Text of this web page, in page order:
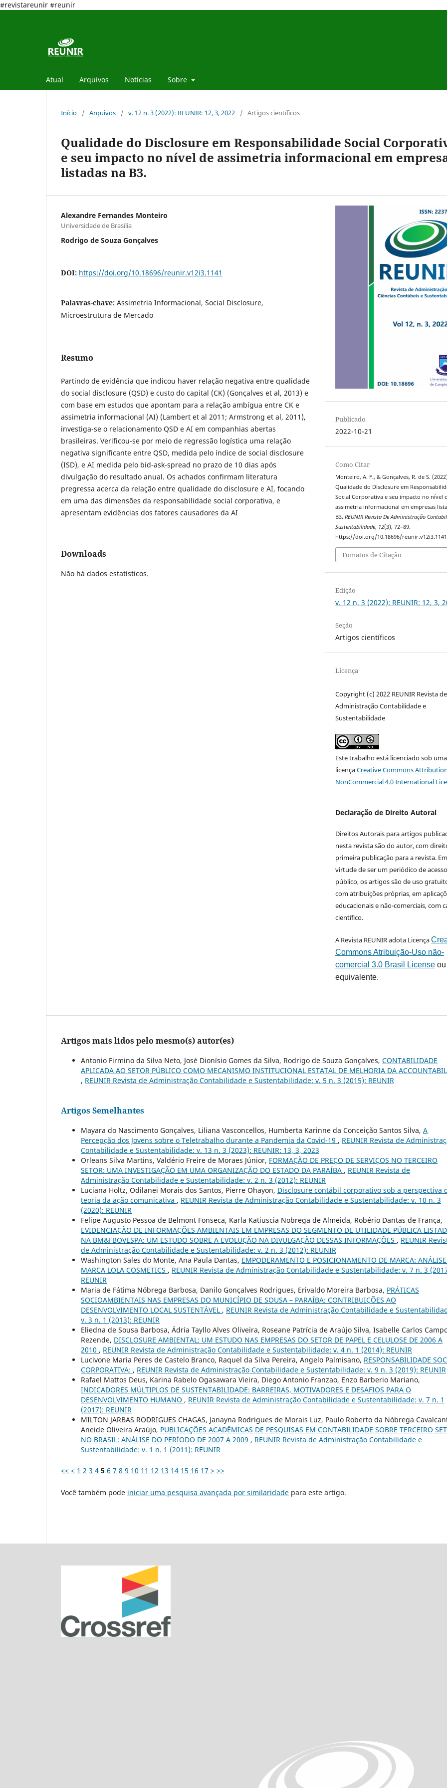
#revistareunir #reunir
Atual Arquivos Notícias Sobre
Início / Arquivos / v. 12 n. 3 (2022): REUNIR: 12, 3, 2022 / Artigos científicos
Qualidade do Disclosure em Responsabilidade Social
e seu impacto no nível de assimetria informacional em
listadas na B3.
Alexandre Fernandes Monteiro
Universidade de Brasília
Rodrigo de Souza Gonçalves
DOI: https://doi.org/10.18696/reunir.v12i3.1141
Palavras-chave: Assimetria Informacional, Social Disclosure,
Microestrutura de Mercado
Resumo
Partindo de evidência que indicou haver relação negativa entre qualidade
do social disclosure (QSD) e custo do capital (CK) (Gonçalves et al, 2013) e
com base em estudos que apontam para a relação ambígua entre CK e
assimetria informacional (AI) (Lambert et al 2011; Armstrong et al, 2011),
investiga-se o relacionamento QSD e AI em companhias abertas
brasileiras. Verificou-se por meio de regressão logística uma relação
negativa significante entre QSD, medida pelo índice de social disclosure
(ISD), e AI medida pelo bid-ask-spread no prazo de 10 dias após
divulgação do resultado anual. Os achados confirmam literatura
pregressa acerca da relação entre qualidade do disclosure e AI, focando
em uma das dimensões da responsabilidade social corporativa, e
apresentam evidências dos fatores causadores da AI
Downloads
Não há dados estatísticos.
Publicado
2022-10-21
Como Citar
Monteiro, A. F., & Gonçalves, R. de S.
Qualidade do Disclosure em
Social Corporativa e seu impacto no nível
assimetria informacional em empresas
B3.REUNIR Revista De Administração
Sustentabilidade, 12(3), 72–89.
https://doi.org/10.18696/reunir.v12i3.1141
Fomatos de Citação
Edição
v. 12 n. 3 (2022): REUNIR: 12, 3,
Seção
Artigos científicos
Licença
Copyright (c) 2022 REUNIR Revista de
Administração Contabilidade e
Sustentabilidade
Este trabalho está licenciado sob uma
licençaCreative Commons
NonCommercial 4.0 International
Declaração de Direito Autoral
Direitos Autorais para artigos
nesta revista são do autor, com
primeira publicação para a revista. Em
virtude de ser um periódico de acesso
público, os artigos são de uso
com atribuições próprias, em
educacionais e não-comerciais, com
científico.
A Revista REUNIR adota Licença
Commons Atribuição-Uso não-
comercial 3.0 Brasil License
equivalente.
Artigos mais lidos pelo mesmo(s) autor(es)
Antonio Firmino da Silva Neto, José Dionísio Gomes da Silva, Rodrigo de Souza Gonçalves, CONTABILIDADE
APLICADA AO SETOR PÚBLICO COMO MECANISMO INSTITUCIONAL ESTATAL DE MELHORIA DA
, REUNIR Revista de Administração Contabilidade e Sustentabilidade: v. 5 n. 3 (2015): REUNIR
Artigos Semelhantes
Mayara do Nascimento Gonçalves, Liliana Vasconcellos, Humberta Karinne da Conceição Santos Silva, A
Percepção dos Jovens sobre o Teletrabalho durante a Pandemia da Covid-19 , REUNIR Revista de
Contabilidade e Sustentabilidade: v. 13 n. 3 (2023): REUNIR: 13, 3, 2023
Orleans Silva Martins, Valdério Freire de Moraes Júnior, FORMAÇÃO DE PREÇO DE SERVIÇOS NO TERCEIRO
SETOR: UMA INVESTIGAÇÃO EM UMA ORGANIZAÇÃO DO ESTADO DA PARAÍBA , REUNIR Revista de
Administração Contabilidade e Sustentabilidade: v. 2 n. 3 (2012): REUNIR
Luciana Holtz, Odilanei Morais dos Santos, Pierre Ohayon, Disclosure contábil corporativo sob a perspectiva
teoria da ação comunicativa , REUNIR Revista de Administração Contabilidade e Sustentabilidade: v. 10 n. 3
(2020): REUNIR
Felipe Augusto Pessoa de Belmont Fonseca, Karla Katiuscia Nobrega de Almeida, Robério Dantas de França,
EVIDENCIAÇÃO DE INFORMAÇÕES AMBIENTAIS EM EMPRESAS DO SEGMENTO DE UTILIDADE PÚBLICA
NA BM&FBOVESPA: UM ESTUDO SOBRE A EVOLUÇÃO NA DIVULGAÇÃO DESSAS INFORMAÇÕES , REUNIR
de Administração Contabilidade e Sustentabilidade: v. 2 n. 3 (2012): REUNIR
Washington Sales do Monte, Ana Paula Dantas, EMPODERAMENTO E POSICIONAMENTO DE MARCA:
MARCA LOLA COSMETICS , REUNIR Revista de Administração Contabilidade e Sustentabilidade: v. 7 n. 3
REUNIR
Maria de Fátima Nóbrega Barbosa, Danilo Gonçalves Rodrigues, Erivaldo Moreira Barbosa, PRÁTICAS
SOCIOAMBIENTAIS NAS EMPRESAS DO MUNICÍPIO DE SOUSA – PARAÍBA: CONTRIBUIÇÕES AO
DESENVOLVIMENTO LOCAL SUSTENTÁVEL , REUNIR Revista de Administração Contabilidade e
v. 3 n. 1 (2013): REUNIR
Eliedna de Sousa Barbosa, Ádria Tayllo Alves Oliveira, Roseane Patrícia de Araújo Silva, Isabelle Carlos
Rezende, DISCLOSURE AMBIENTAL: UM ESTUDO NAS EMPRESAS DO SETOR DE PAPEL E CELULOSE DE 2006 A
2010 , REUNIR Revista de Administração Contabilidade e Sustentabilidade: v. 4 n. 1 (2014): REUNIR
Lucivone Maria Peres de Castelo Branco, Raquel da Silva Pereira, Angelo Palmisano, RESPONSABILIDADE
CORPORATIVA: , REUNIR Revista de Administração Contabilidade e Sustentabilidade: v. 9 n. 3 (2019): REUNIR
Rafael Mattos Deus, Karina Rabelo Ogasawara Vieira, Diego Antonio Franzao, Enzo Barberio Mariano,
INDICADORES MÚLTIPLOS DE SUSTENTABILIDADE: BARREIRAS, MOTIVADORES E DESAFIOS PARA O
DESENVOLVIMENTO HUMANO , REUNIR Revista de Administração Contabilidade e Sustentabilidade: v. 7 n. 1
(2017): REUNIR
MILTON JARBAS RODRIGUES CHAGAS, Janayna Rodrigues de Morais Luz, Paulo Roberto da Nóbrega
Aneide Oliveira Araújo, PUBLICAÇÕES ACADÊMICAS DE PESQUISAS EM CONTABILIDADE SOBRE TERCEIRO
NO BRASIL: ANÁLISE DO PERÍODO DE 2007 A 2009 , REUNIR Revista de Administração Contabilidade e
Sustentabilidade: v. 1 n. 1 (2011): REUNIR
<< < 1 2 3 4 5 6 7 8 9 10 11 12 13 14 15 16 17 > >>
Você também pode iniciar uma pesquisa avançada por similaridade para este artigo.